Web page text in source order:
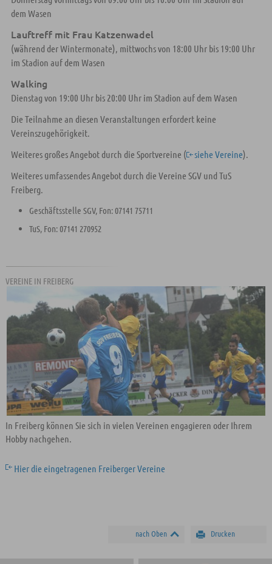
dem Wasen
Lauftreff mit Frau Katzenwadel
(während der Wintermonate), mittwochs von 18:00 Uhr bis 19:00 Uhr
im Stadion auf dem Wasen
Walking
Dienstag von 19:00 Uhr bis 20:00 Uhr im Stadion auf dem Wasen
Die Teilnahme an diesen Veranstaltungen erfordert keine
Vereinszugehörigkeit.
Weiteres großes Angebot durch die Sportvereine (
siehe Vereine).
Weiteres umfassendes Angebot durch die Vereine SGV und TuS
Freiberg.
Geschäftsstelle SGV, Fon: 07141 75711
TuS, Fon: 07141 270952
VEREINE IN FREIBERG
In Freiberg können Sie sich in vielen Vereinen engagieren oder Ihrem
Hobby nachgehen.
Hier die eingetragenen Freiberger Vereine
Drucken
nach Oben